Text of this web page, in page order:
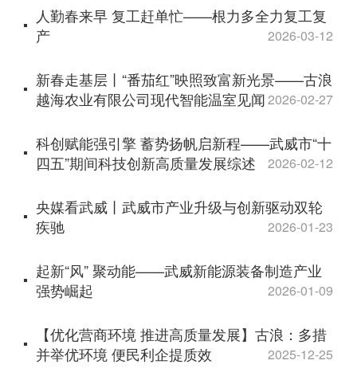
人勤春来早 复工赶单忙——根力多全力复工复
产
2026-03-12
新春走基层丨“番茄红”映照致富新光景——古浪
越海农业有限公司现代智能温室见闻2026-02-27
科创赋能强引擎 蓄势扬帆启新程——武威市“十
四五”期间科技创新高质量发展综述
2026-02-12
央媒看武威丨武威市产业升级与创新驱动双轮
疾驰
2026-01-23
起新“风” 聚动能——武威新能源装备制造产业
强势崛起
2026-01-09
【优化营商环境 推进高质量发展】古浪：多措
并举优环境 便民利企提质效
2025-12-25